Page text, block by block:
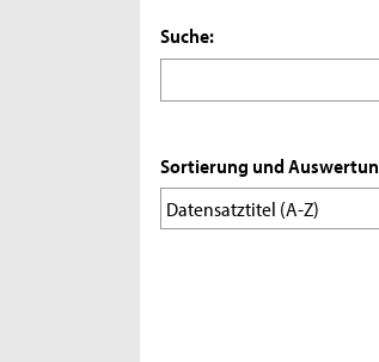
Suche:
Sortierung und